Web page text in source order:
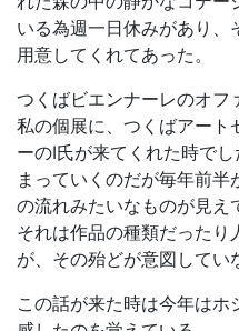
いる為週一日休みがあり、
用意してくれてあった。
つくばビエンナーレのオフ
私の個展に、つくばアート
ーのI氏が来てくれた時で
まっていくのだが毎年前
の流れみたいなものが見え
それは作品の種類だった
が、その殆どが意図してい
この話が来た時は今年は